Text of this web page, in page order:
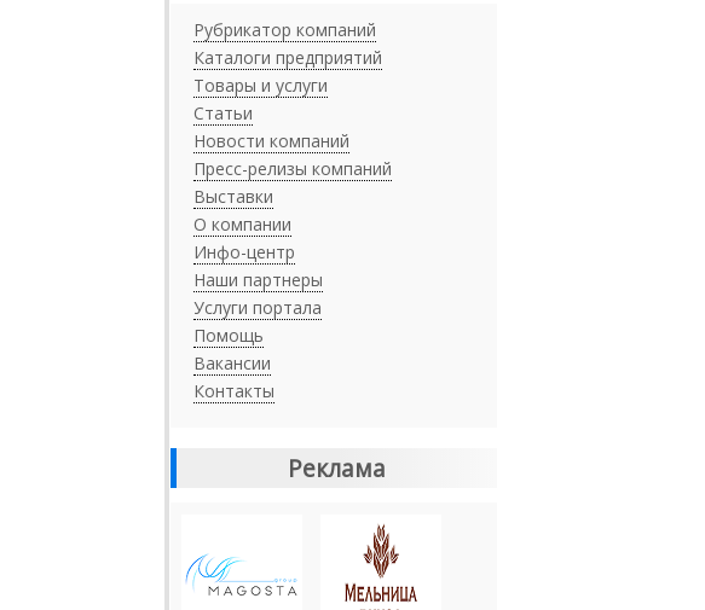
Рубрикатор компаний
Каталоги предприятий
Товары и услуги
Статьи
Новости компаний
Пресс-релизы компаний
Выставки
О компании
Инфо-центр
Наши партнеры
Услуги портала
Помощь
Вакансии
Контакты
Реклама